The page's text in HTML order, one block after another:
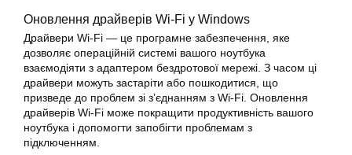
Оновлення драйверів Wi-Fi у Windows
Драйвери Wi-Fi — це програмне забезпечення, яке
дозволяє операційній системі вашого ноутбука
взаємодіяти з адаптером бездротової мережі. З часом ці
драйвери можуть застаріти або пошкодитися, що
призведе до проблем зі з’єднанням з Wi-Fi. Оновлення
драйверів Wi-Fi може покращити продуктивність вашого
ноутбука і допомогти запобігти проблемам з
підключенням.